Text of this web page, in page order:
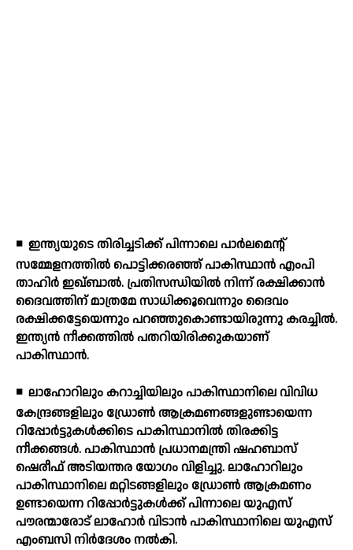
◾ ഇന്ത്യയുടെ തിരിച്ചടിക്ക് പിന്നാലെ പാര്‍ലമെന്റ്
സമ്മേളനത്തില്‍ പൊട്ടിക്കരഞ്ഞ് പാകിസ്ഥാന്‍ എംപി
താഹിര്‍ ഇഖ്ബാല്‍. പ്രതിസന്ധിയില്‍ നിന്ന് രക്ഷിക്കാന്‍
ദൈവത്തിന് മാത്രമേ സാധിക്കൂവെന്നും ദൈവം
രക്ഷിക്കട്ടേയെന്നും പറഞ്ഞുകൊണ്ടായിരുന്നു കരച്ചില്‍.
ഇന്ത്യന്‍ നീക്കത്തില്‍ പതറിയിരിക്കുകയാണ്
പാകിസ്ഥാന്‍.
◾ ലാഹോറിലും കറാച്ചിയിലും പാകിസ്ഥാനിലെ വിവിധ
കേന്ദ്രങ്ങളിലും ഡ്രോണ്‍ ആക്രമണങ്ങളുണ്ടായെന്ന
റിപ്പോര്‍ട്ടുകള്‍ക്കിടെ പാകിസ്ഥാനില്‍ തിരക്കിട്ട
നീക്കങ്ങള്‍. പാകിസ്ഥാന്‍ പ്രധാനമന്ത്രി ഷഹബാസ്
ഷെരീഫ് അടിയന്തര യോഗം വിളിച്ചു. ലാഹോറിലും
പാകിസ്ഥാനിലെ മറ്റിടങ്ങളിലും ഡ്രോണ്‍ ആക്രമണം
ഉണ്ടായെന്ന റിപ്പോര്‍ട്ടുകള്‍ക്ക് പിന്നാലെ യുഎസ്
പൗരന്മാരോട് ലാഹോര്‍ വിടാന്‍ പാകിസ്ഥാനിലെ യുഎസ്
എംബസി നിര്‍ദേശം നല്‍കി.